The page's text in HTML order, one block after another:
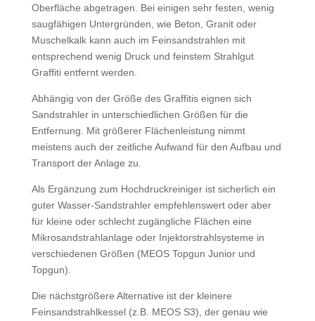
Oberfläche abgetragen. Bei einigen sehr festen, wenig
saugfähigen Untergründen, wie Beton, Granit oder
Muschelkalk kann auch im Feinsandstrahlen mit
entsprechend wenig Druck und feinstem Strahlgut
Graffiti entfernt werden.
Abhängig von der Größe des Graffitis eignen sich
Sandstrahler in unterschiedlichen Größen für die
Entfernung. Mit größerer Flächenleistung nimmt
meistens auch der zeitliche Aufwand für den Aufbau und
Transport der Anlage zu.
Als Ergänzung zum Hochdruckreiniger ist sicherlich ein
guter Wasser-Sandstrahler empfehlenswert oder aber
für kleine oder schlecht zugängliche Flächen eine
Mikrosandstrahlanlage oder Injektorstrahlsysteme in
verschiedenen Größen (MEOS Topgun Junior und
Topgun).
Die nächstgrößere Alternative ist der kleinere
Feinsandstrahlkessel (z.B. MEOS S3), der genau wie